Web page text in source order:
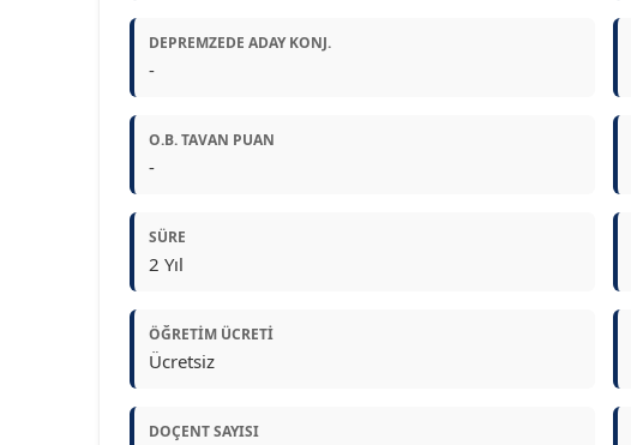
DEPREMZEDE ADAY KONJ.
-
O.B. TAVAN PUAN
-
SÜRE
2 Yıl
ÖĞRETIM ÜCRETI
Ücretsiz
DOÇENT SAYISI